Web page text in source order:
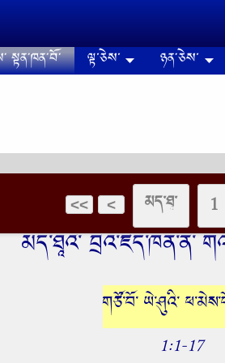
སྟན༌ཁན༌བོ༌ ལྟ་ཅེས་ ཉན༌ཅེས་